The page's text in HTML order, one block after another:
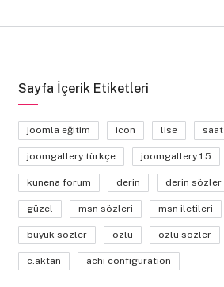
Sayfa İçerik Etiketleri
joomla eğitim icon lise saat
joomgallery türkçe joomgallery 1.5
kunena forum derin derin sözler
güzel msn sözleri msn iletileri
büyük sözler özlü özlü sözler
c.aktan achi configuration